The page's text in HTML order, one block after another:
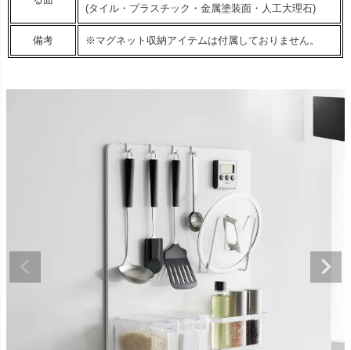
(タイル・プラスチック・金属塗装面・人工大理石)
備考 ※マグネット収納アイテムは付属しておりません。